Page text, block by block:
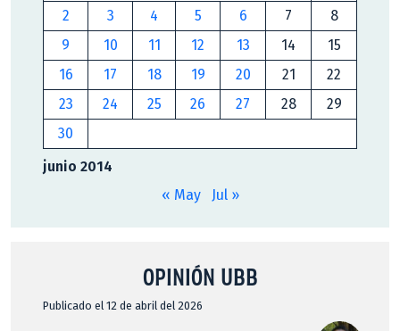
junio 2014
2
3 4 5 6 7
8
9
10 11 12 13 14
15
16
17 18 19 20 21
22
23
24 25 26 27 28
29
30
« May Jul »
OPINIÓN UBB
Publicado el 12 de abril del 2026